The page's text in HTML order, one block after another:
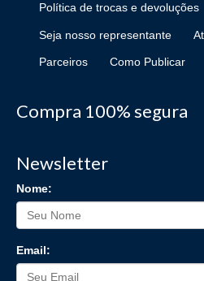
Política de trocas e devoluções
Seja nosso representante
Parceiros Como Publicar
Compra 100% segura
Newsletter
Nome:
Email: